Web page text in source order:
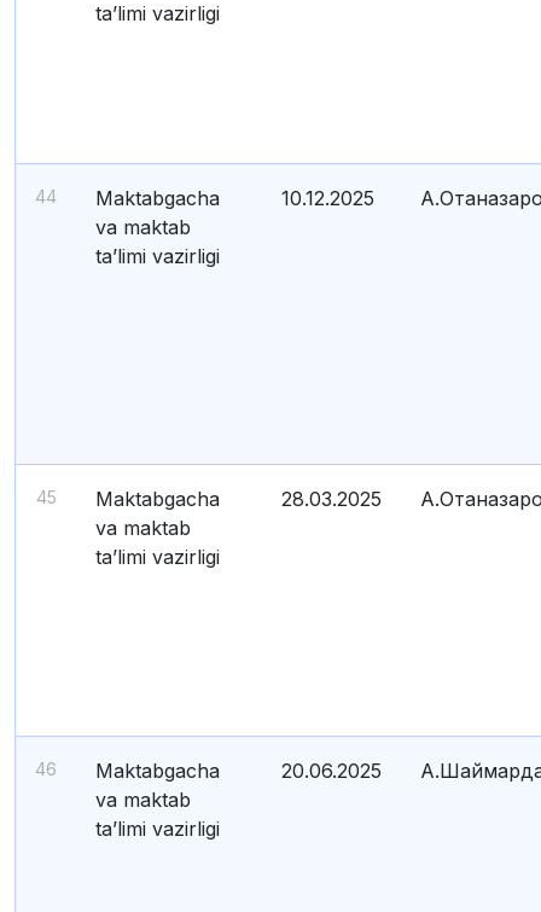
ta’limi vazirligi
44
Maktabgacha
va maktab
ta’limi vazirligi
10.12.2025
45
Maktabgacha
va maktab
ta’limi vazirligi
28.03.2025
46
Maktabgacha
va maktab
ta’limi vazirligi
20.06.2025